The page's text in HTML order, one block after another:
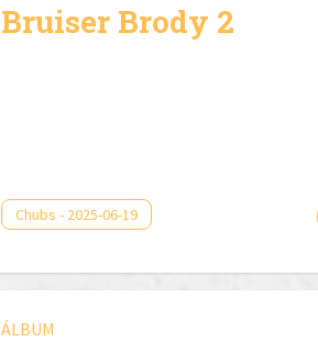
Bruiser Brody 2
Chubs - 2025-06-19
ÁLBUM